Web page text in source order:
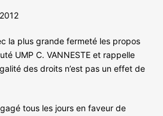
la plus grande fermeté les propos
UMP C. VANNESTE et rappelle
des droits n’est pas un effet de
tous les jours en faveur de